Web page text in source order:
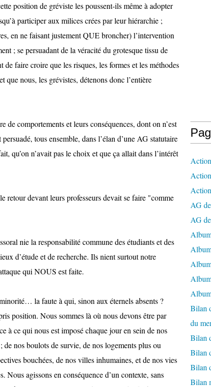
position de gréviste les poussent-ils même à adopter
participer aux milices crées par leur hiérarchie ;
en ne faisant justement QUE broncher) l’intervention
; se persuadant de la véracité du grotesque tissu de
de faire croire que les risques, les formes et les méthodes
que nous, les grévistes, détenons donc l’entière
comportements et leurs conséquences, dont on n’est
tous ensemble, dans l’élan d’une AG statutaire
qu’on n’avait pas le choix et que ça allait dans l’intérêt
retour devant leurs professeurs devait se faire "comme
nie la responsabilité commune des étudiants et des
d’étude et de recherche. Ils nient surtout notre
qui NOUS est faite.
la faute à qui, sinon aux éternels absents ?
position. Nous sommes là où nous devons être par
à ce qui nous est imposé chaque jour en sein de nos
nos boulots de survie, de nos logements plus ou
bouchées, de nos villes inhumaines, et de nos vies
Nous agissons en conséquence d’un contexte, sans
AG
AG
Bilan
du
Bilan
Bilan
Bilan
Bilan